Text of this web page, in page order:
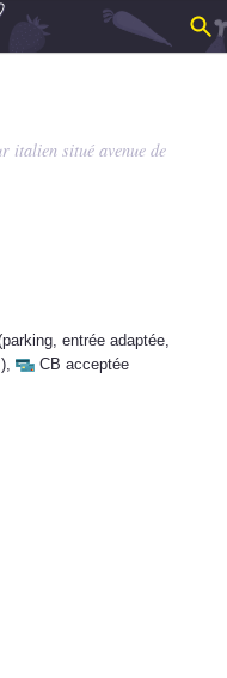
italien situé avenue de
entrée adaptée,
, CB acceptée